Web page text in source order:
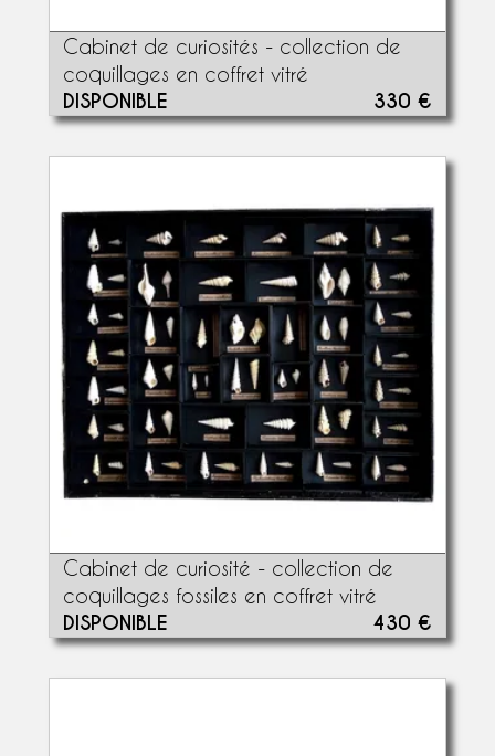
Cabinet de curiosités - collection de
coquillages en coffret vitré
DISPONIBLE 330 €
Cabinet de curiosité - collection de
coquillages fossiles en coffret vitré
DISPONIBLE 430 €